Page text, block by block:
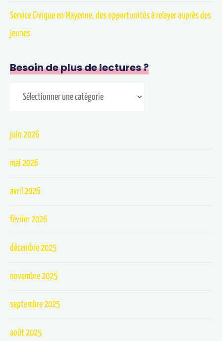
Service Civique en Mayenne, des opportunités à relayer auprès des
jeunes
Besoin de plus de lectures ?
juin 2026
mai 2026
avril 2026
février 2026
décembre 2025
novembre 2025
septembre 2025
août 2025